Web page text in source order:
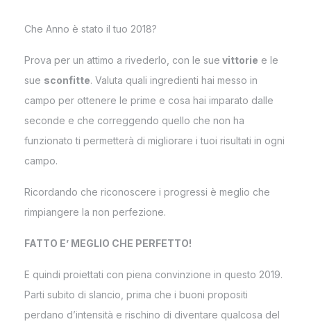
Che Anno è stato il tuo 2018?
Prova per un attimo a rivederlo, con le sue vittorie e le
sue sconfitte. Valuta quali ingredienti hai messo in
campo per ottenere le prime e cosa hai imparato dalle
seconde e che correggendo quello che non ha
funzionato ti permetterà di migliorare i tuoi risultati in ogni
campo.
Ricordando che riconoscere i progressi è meglio che
rimpiangere la non perfezione.
FATTO E’ MEGLIO CHE PERFETTO!
E quindi proiettati con piena convinzione in questo 2019.
Parti subito di slancio, prima che i buoni propositi
perdano d’intensità e rischino di diventare qualcosa del